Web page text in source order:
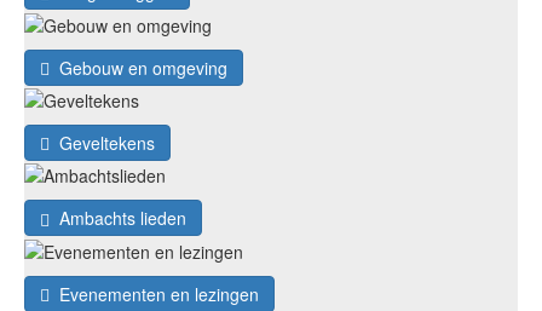
Gebouw en omgeving
Geveltekens
Ambachts lieden
Evenementen en lezingen